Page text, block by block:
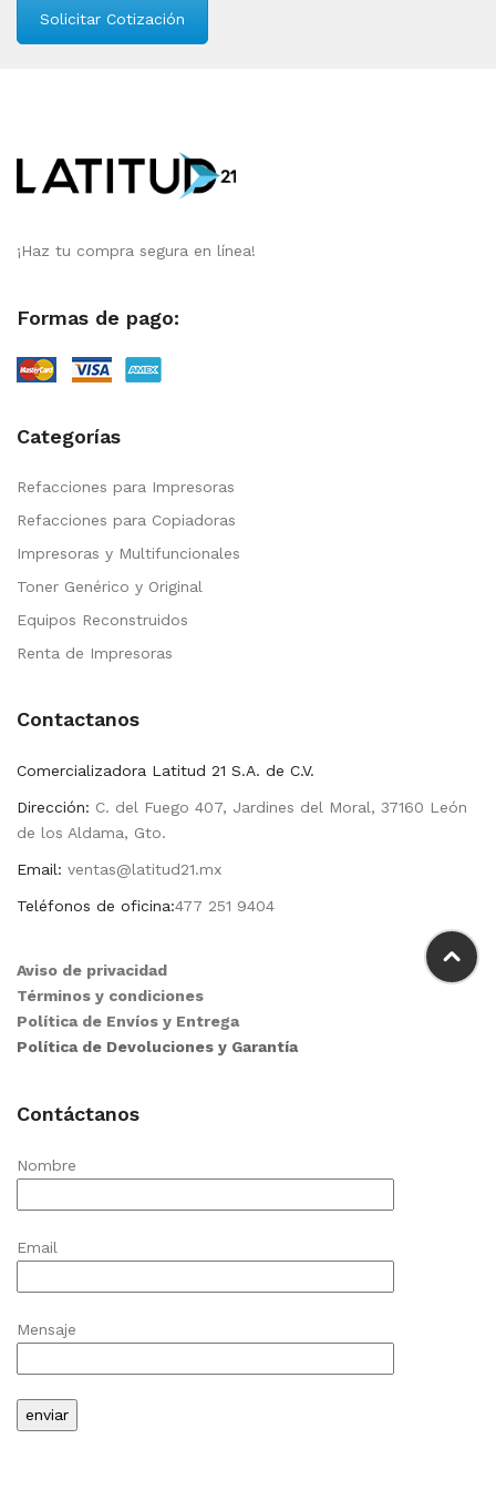
Solicitar Cotización
¡Haz tu compra segura en línea!
Formas de pago:
Categorías
Refacciones para Impresoras
Refacciones para Copiadoras
Impresoras y Multifuncionales
Toner Genérico y Original
Equipos Reconstruidos
Renta de Impresoras
Contactanos
Comercializadora Latitud 21 S.A. de C.V.
Dirección: C. del Fuego 407, Jardines del Moral, 37160 León
de los Aldama, Gto.
Email: ventas@latitud21.mx
Teléfonos de oficina:477 251 9404
Aviso de privacidad
Términos y condiciones
Política de Envíos y Entrega
Política de Devoluciones y Garantía
Contáctanos
Nombre
Email
Mensaje